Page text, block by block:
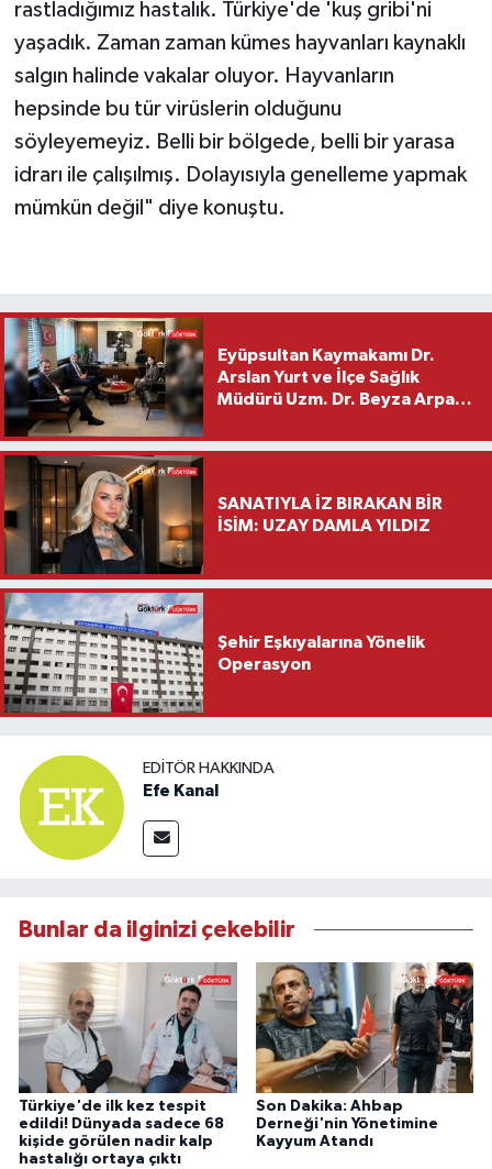
rastladığımız hastalık. Türkiye'de 'kuş gribi'ni
yaşadık. Zaman zaman kümes hayvanları kaynaklı
salgın halinde vakalar oluyor. Hayvanların
hepsinde bu tür virüslerin olduğunu
söyleyemeyiz. Belli bir bölgede, belli bir yarasa
idrarı ile çalışılmış. Dolayısıyla genelleme yapmak
mümkün değil" diye konuştu.
Eyüpsultan Kaymakamı Dr.
Arslan Yurt ve İlçe Sağlık
Müdürü Uzm. Dr. Beyza Arpacı
Ziyareti
SANATIYLA İZ BIRAKAN BİR
İSİM: UZAY DAMLA YILDIZ
Şehir Eşkıyalarına Yönelik
Operasyon
EDITÖR HAKKINDA
Efe Kanal
Bunlar da ilginizi çekebilir
Türkiye'de ilk kez tespit
edildi! Dünyada sadece 68
kişide görülen nadir kalp
hastalığı ortaya çıktı
Son Dakika: Ahbap
Derneği'nin Yönetimine
Kayyum Atandı